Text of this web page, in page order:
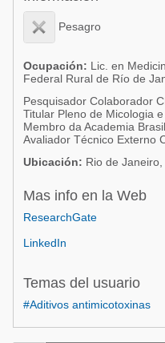
Acuacultura
Micotoxinas
Avicultura
Porcicultura
Lechería
Comunidades en
Avicultura
Porcicultura
Ganadería
Lechería
Pesagro
Ocupación: Lic. en
Federal Rural de Río de
Pesquisador Colaborador
Titular Pleno de Micologia
Membro da Academia
Avaliador Técnico Externo
Ubicación: Rio de
Mas info en la Web
ResearchGate
LinkedIn
Temas del usuario
#Aditivos antimicotoxinas